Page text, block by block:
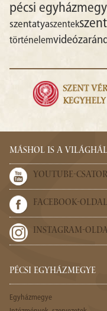
pécsi
szentatyaszentek
történelemvideó
MÁSHOL IS A
YOUTUBE-
FACEBOOK-OLDAL
INSTAGRAM-
PÉCSI EGYHÁZMEGYE
Egyházmegye